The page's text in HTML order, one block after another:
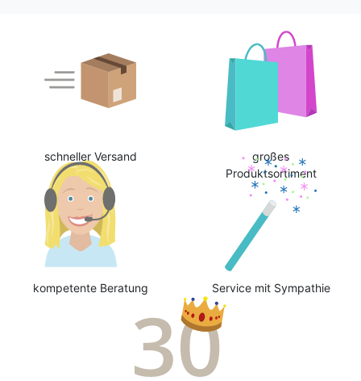
schneller Versand
großes
Produktsortiment
kompetente Beratung Service mit Sympathie